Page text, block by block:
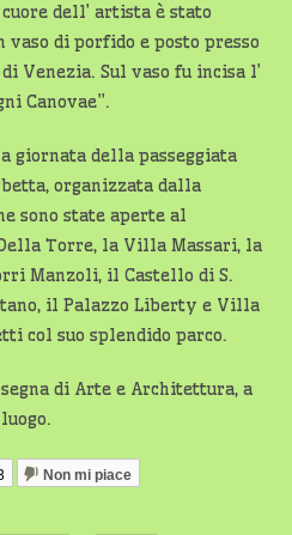
dell’ artista è stato
vaso di porfido e posto presso
Venezia. Sul vaso fu incisa l’
Canovae”.
giornata della passeggiata
organizzata dalla
sono state aperte al
Torre, la Villa Massari, la
Manzoli, il Castello di S.
il Palazzo Liberty e Villa
col suo splendido parco.
di Arte e Architettura, a
Non mi piace